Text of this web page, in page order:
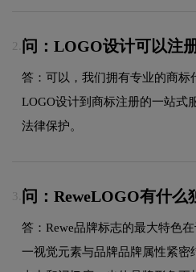
2. 问：LOGO设计可以注
答：可以，我们拥有专业的商标
LOGO设计到商标注册的一站式
法律保护。
3. 问：ReweLOGO有什么
答：Rewe品牌标志的最大特色
一视觉元素与品牌品牌属性紧密